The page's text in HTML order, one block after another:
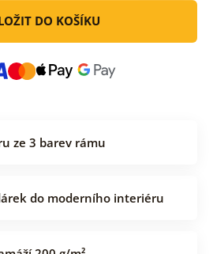
DO KOŠÍKU
ze 3 barev rámu
do moderního interiéru